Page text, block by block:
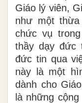
Giáo lý viên,
như một
chức vụ
thầy dạy đức
đức tin qua
này là một
dành cho
là những